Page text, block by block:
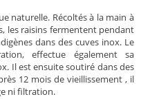
naturelle. Récoltés à la main à
les raisins fermentent pendant
dans des cuves inox. Le
effectue également sa
Il est ensuite soutiré dans des
12 mois de vieillissement , il
ni filtration.